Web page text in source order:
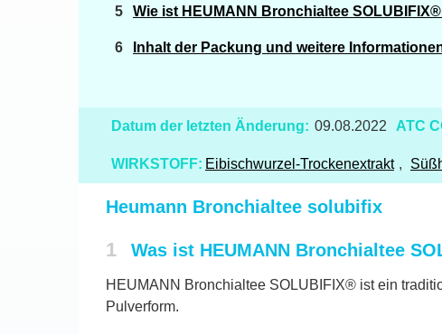
Wie ist HEUMANN Bronchialtee
Inhalt der Packung und weitere
Datum der letzten Änderung: 09.08.2022 ATC
WIRKSTOFF: Eibischwurzel-Trockenextrakt ,
Heumann Bronchialtee solubifix
1 Was ist HEUMANN Bronchialtee
HEUMANN Bronchialtee SOLUBIFIX® ist ein
Pulverform.